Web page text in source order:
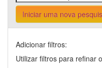
Iniciar uma nova
Adicionar filtros:
Utilizar filtros para refinar